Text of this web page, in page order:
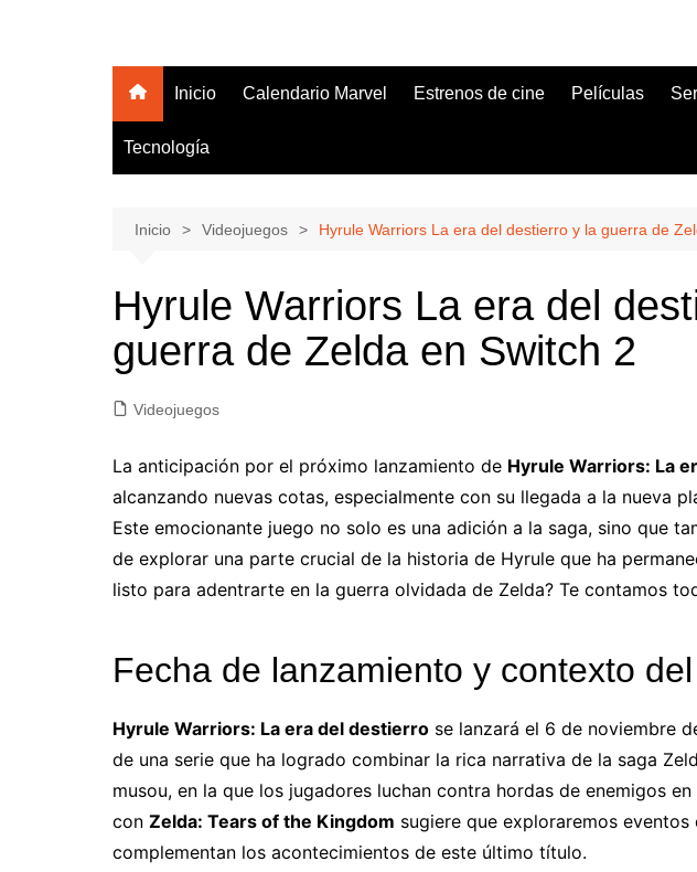
Inicio Calendario Marvel Estrenos de cine Películas
Tecnología
Inicio Videojuegos Hyrule Warriors La era del destierro y la guerra de
Hyrule Warriors La era del
guerra de Zelda en Switch 2
Videojuegos
La anticipación por el próximo lanzamiento de Hyrule Warriors: La
alcanzando nuevas cotas, especialmente con su llegada a la nueva
Este emocionante juego no solo es una adición a la saga, sino que
de explorar una parte crucial de la historia de Hyrule que ha
listo para adentrarte en la guerra olvidada de Zelda? Te contamos
Fecha de lanzamiento y contexto
Hyrule Warriors: La era del destierro se lanzará el 6 de noviembre
de una serie que ha logrado combinar la rica narrativa de la saga
musou, en la que los jugadores luchan contra hordas de enemigos
con Zelda: Tears of the Kingdom sugiere que exploraremos eventos
complementan los acontecimientos de este último título.